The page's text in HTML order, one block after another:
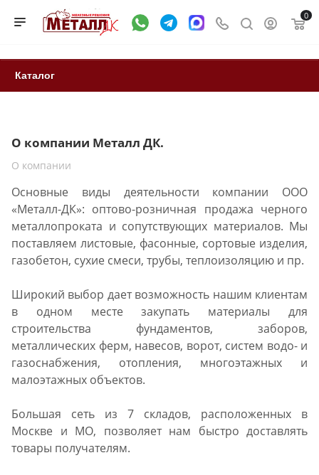
0
Каталог
О компании Металл ДК.
О компании
Основные виды деятельности компании ООО
«Металл-ДК»: оптово-розничная продажа черного
металлопроката и сопутствующих материалов. Мы
поставляем листовые, фасонные, сортовые изделия,
газобетон, сухие смеси, трубы, теплоизоляцию и пр.
Широкий выбор дает возможность нашим клиентам
в одном месте закупать материалы для
строительства фундаментов, заборов,
металлических ферм, навесов, ворот, систем водо- и
газоснабжения, отопления, многоэтажных и
малоэтажных объектов.
Большая сеть из 7 складов, расположенных в
Москве и МО, позволяет нам быстро доставлять
товары получателям.